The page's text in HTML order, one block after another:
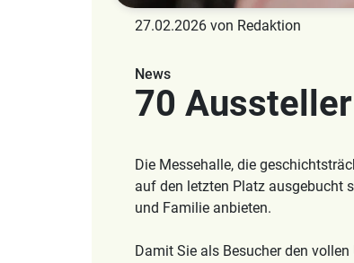
27.02.2026 von Redaktion
News
70
Die Messehalle, die
auf den letzten Platz ausgebucht
und Familie anbieten.
Damit Sie als Besucher den